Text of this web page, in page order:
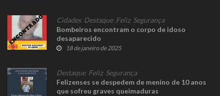
Cidades, Destaque, Feliz, Segurança
Bombeiros encontram o corpo de idoso
desaparecido
18 de janeiro de 2025
Destaque, Feliz, Segurança
Felizenses se despedem de menino de 10 anos
que sofreu graves queimaduras